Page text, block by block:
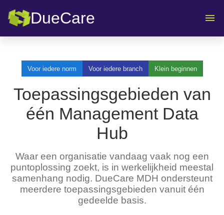
DueCare
Voor iedere norm Voor iedere branch Klein beginnen
Toepassingsgebieden van
één Management Data
Hub
Waar een organisatie vandaag vaak nog een
puntoplossing zoekt, is in werkelijkheid meestal
samenhang nodig. DueCare MDH ondersteunt
meerdere toepassingsgebieden vanuit één
gedeelde basis.